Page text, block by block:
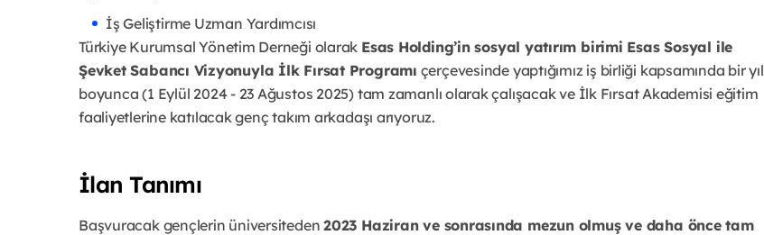
İş Geliştirme Uzman Yardımcısı
Türkiye Kurumsal Yönetim Derneği olarak Esas Holding’in sosyal yatırım birimi Esas Sosyal ile
Şevket Sabancı Vizyonuyla İlk Fırsat Programı çerçevesinde yaptığımız iş birliği kapsamında bir yıl
boyunca (1 Eylül 2024 - 23 Ağustos 2025) tam zamanlı olarak çalışacak ve İlk Fırsat Akademisi eğitim
faaliyetlerine katılacak genç takım arkadaşı arıyoruz.
İlan Tanımı
Başvuracak gençlerin üniversiteden2023 Haziran ve sonrasında mezun olmuş ve daha önce tam